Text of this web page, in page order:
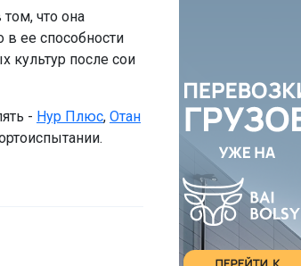
что она
в ее способности
культур после сои
- Нур Плюс, Отан